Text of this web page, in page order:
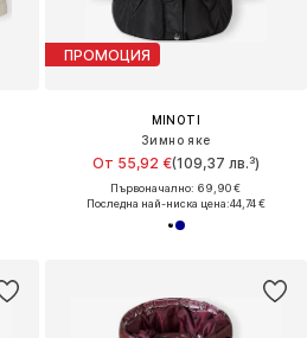
ПРОМОЦИЯ
MINOTI
Зимно яке
От 55,92 €(109,37 лв.³)
Първоначално: 69,90 €
Последна най-ниска цена:44,74 €